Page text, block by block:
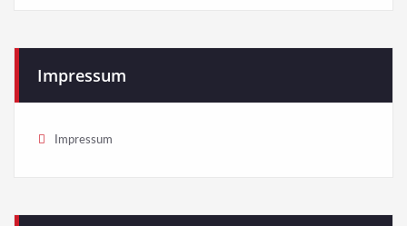
Impressum
Impressum